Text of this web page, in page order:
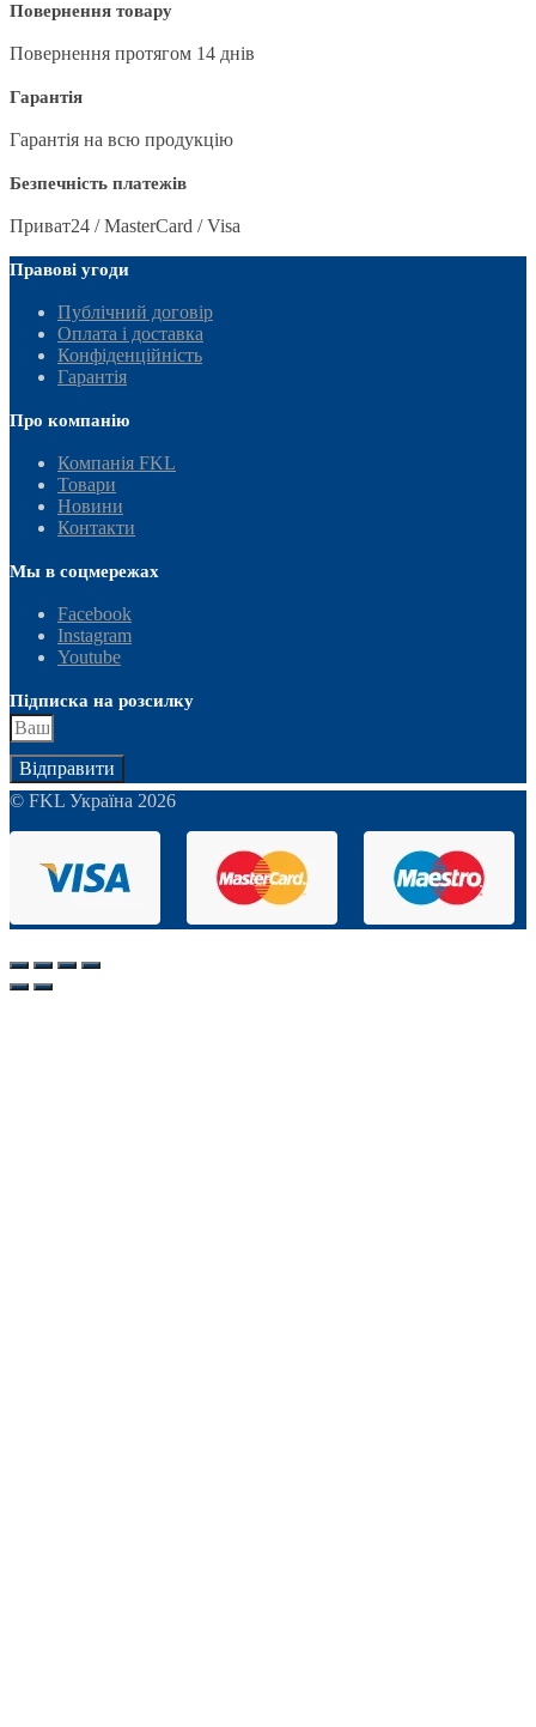
Повернення товару
Повернення протягом 14 днів
Гарантія
Гарантія на всю продукцію
Безпечність платежів
Приват24 / MasterCard / Visa
Правові угоди
Публічний договір
Оплата і доставка
Конфіденційність
Гарантія
Про компанію
Компанія FKL
Товари
Новини
Контакти
Мы в соцмережах
Facebook
Instagram
Youtube
Підписка на розсилку
Відправити
© FKL Україна 2026